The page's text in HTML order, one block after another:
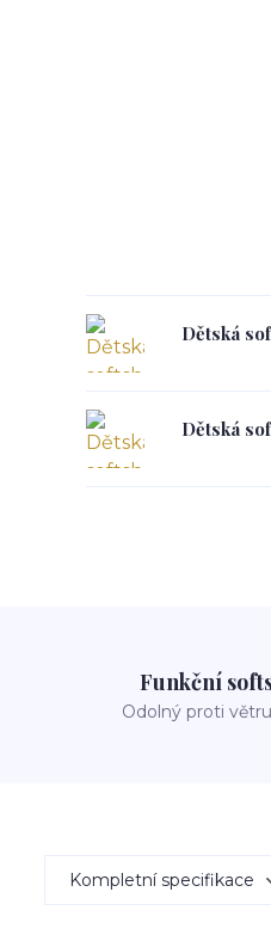
Dětská
Dětská
Funkční
Odolný proti
Kompletní specifikace